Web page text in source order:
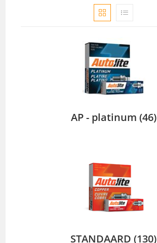
AP - platinum (46)
STANDAARD (130)